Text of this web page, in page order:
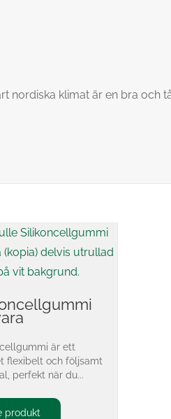
nordiska klimat är en bra och
är ett
flexibelt och följsamt
perfekt när du...
produkt